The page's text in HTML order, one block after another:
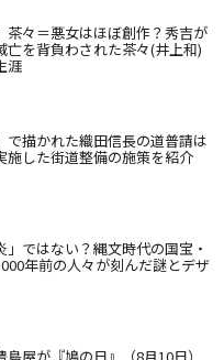
茶々＝悪女はほぼ創作？秀吉が
亡を背負わされた茶々(井上和)
涯
で描かれた織田信長の道普請は
施した街道整備の施策を紹介
」ではない？縄文時代の国宝・
年前の人々が刻んだ謎とデザ